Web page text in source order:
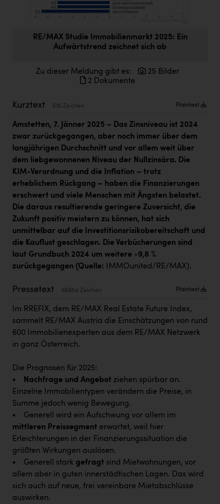
Doppler Gruppe
Immotech
INTERSPAR
INTERSPORT Austria
Jesolo
Jane Goodall Institute Austria
Kärcher
Karin Liedl
KEBA
Kleider Bauer
Kremsmüller Anlagenbau GmbH
Oldtimer Raststationen und Motorhotels
Österreichischer Kachelofenverband
Passage Linz
PÜSPÖK
REMAX
RE/MAX Welcome
RE/MAX Studie Immobilienmarkt 2025: Ein
Aufwärtstrend zeichnet sich ab
Zu dieser Meldung gibt es:
25 Bilder
2 Dokumente
Kurztext 616 Zeichen Plaintext
Amstetten, 7. Jänner 2025 – Das Zinsniveau ist 2024
zwar zurückgegangen, aber noch immer über dem
langjährigen Durchschnitt und vor allem weit über
dem liebgewonnenen Niveau der Nullzinsära. Die
KIM-Verordnung und die Inflation – trotz
erheblichem Rückgang – haben die Finanzierungen
erschwert und viele Menschen mit Ängsten belastet.
Die daraus resultierende geringere Zuversicht, die
Zukunft positiv meistern zu können, hat sich
unmittelbar auf die Investitionsrisikobereitschaft und
die Kauflust geschlagen. Die Verbücherungen sind
laut Grundbuch 2024 um weitere -9,8 %
zurückgegangen (Quelle: IMMOunited/RE/MAX).
Pressetext 96854 Zeichen Plaintext
Im RREFIX, dem RE/MAX Real Estate Future Index,
sammelt RE/MAX Austria die Einschätzungen von rund
600 Immobilienexperten aus dem RE/MAX Netzwerk
in ganz Österreich.
Die Prognosen für 2025:
•
Nachfrage und Angebot ziehen spürbar an.
Einzelne Immobilientypen verändern die Preise, in
Summe jedoch wenig Bewegung.
• Generell wird ein Aufschwung vor allem im
mittleren Preissegment erwartet, weil hier
Erleichterungen in der Finanzierungssituation die
größten Wirkungen auslösen.
• Generell stark gefragt sind Mietwohnungen, vor
allem aber in guten innerstädtischen Lagen. Das wird
sich auch auf neue, frei vereinbare Mietabschlüsse
auswirken.